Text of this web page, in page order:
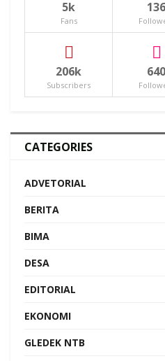
5k
Fans
136
206k
Subscribers
640
CATEGORIES
ADVETORIAL
BERITA
BIMA
DESA
EDITORIAL
EKONOMI
GLEDEK NTB